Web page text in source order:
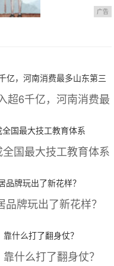
广告
超6千亿，河南消费最
国最大技工教育体系
牌玩出了新花样？
什么打了翻身仗？